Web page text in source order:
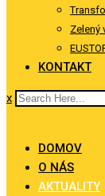
Zelený
KONTAKT
x
DOMOV
O NÁS
AKTUALITY